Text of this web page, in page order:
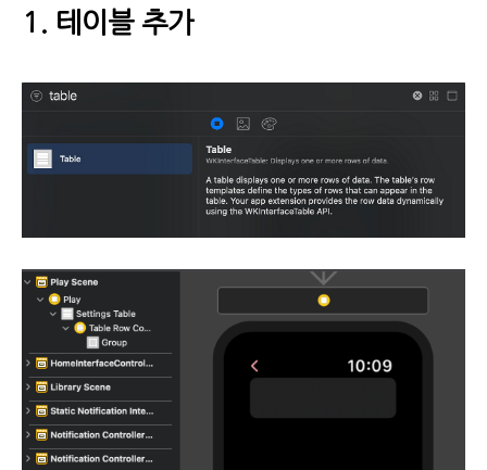
1. 테이블 추가